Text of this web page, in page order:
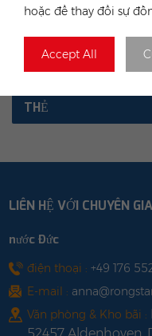
hoặc để thay đổi sự
Accept All
THẺ
LIÊN HỆ VỚI CHUYÊN
nước Đức
điện thoại : +49 176
E-mail :
Văn phòng & Kho bãi :